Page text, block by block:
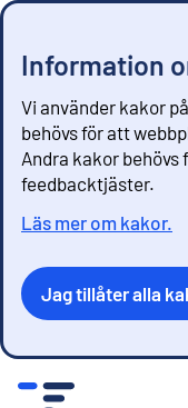
Information
Vi använder kakor
behövs för att
Andra kakor behövs
feedbacktjäster.
Läs mer om kakor.
Jag tillåter alla